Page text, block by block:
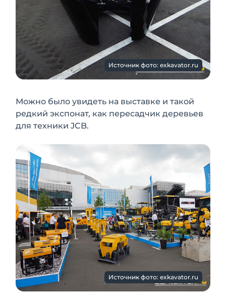
Источник фото: exkavator.ru
Можно было увидеть на выставке и такой
редкий экспонат, как пересадчик деревьев
для техники JCB.
Источник фото: exkavator.ru